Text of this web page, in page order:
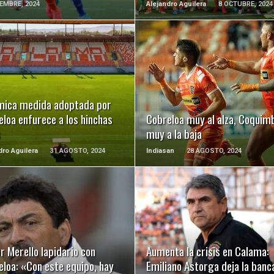
2024
Alejandro Aguilera 8 OCTUBRE, 2024
medida adoptada por
enfurece a los hinchas
Aguilera 31 AGOSTO, 2024
LEER MÁS
Cobreloa muy al alza,
muy a la baja
Indiasan 28 AGOSTO, 2024
LEER MÁS
Merello lapidario con
«Con este equipo, hay
LEER MÁS
Aumenta la crisis en Calama:
Emiliano Astorga deja la
LEER MÁS